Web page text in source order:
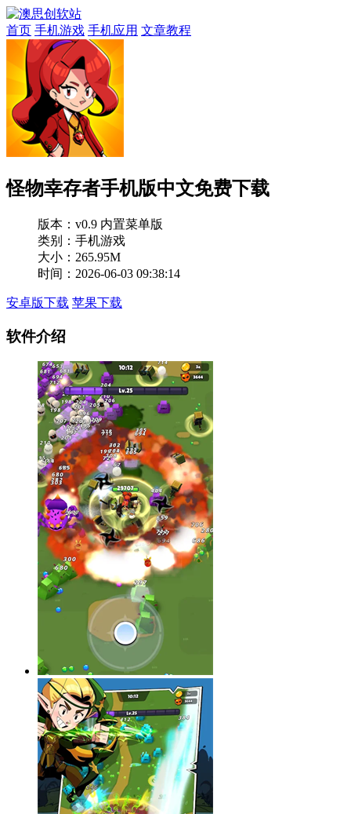
首页 手机游戏 手机应用 文章教程
怪物幸存者手机版中文免费下载
版本： v0.9 内置菜单版
类别：手机游戏
大小：265.95M
时间：2026-06-03 09:38:14
安卓版下载 苹果下载
软件介绍